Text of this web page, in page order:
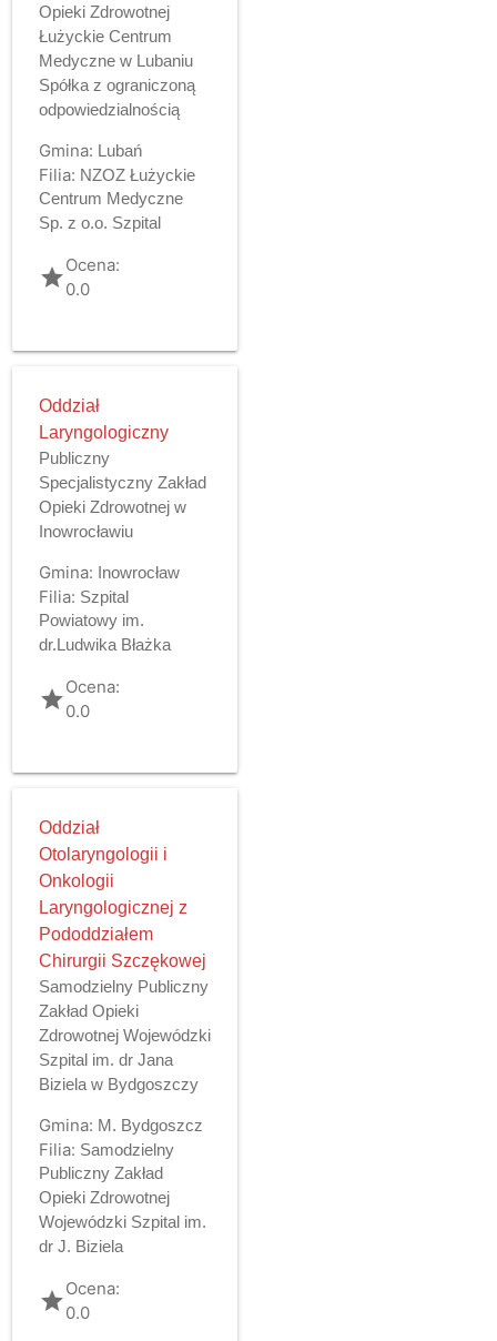
Opieki Zdrowotnej
Łużyckie Centrum
Medyczne w Lubaniu
Spółka z ograniczoną
odpowiedzialnością
Gmina: Lubań
Filia: NZOZ Łużyckie
Centrum Medyczne
Sp. z o.o. Szpital
gradeOcena:
0.0
Oddział
Laryngologiczny
Publiczny
Specjalistyczny Zakład
Opieki Zdrowotnej w
Inowrocławiu
Gmina: Inowrocław
Filia: Szpital
Powiatowy im.
dr.Ludwika Błażka
gradeOcena:
0.0
Oddział
Otolaryngologii i
Onkologii
Laryngologicznej z
Pododdziałem
Chirurgii Szczękowej
Samodzielny Publiczny
Zakład Opieki
Zdrowotnej Wojewódzki
Szpital im. dr Jana
Biziela w Bydgoszczy
Gmina: M. Bydgoszcz
Filia: Samodzielny
Publiczny Zakład
Opieki Zdrowotnej
Wojewódzki Szpital im.
dr J. Biziela
gradeOcena:
0.0